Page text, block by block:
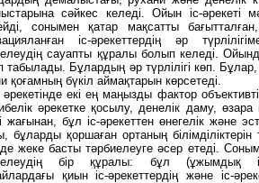
сәйкес келеді. Ойын іс-әрекеті
сонымен қатар мақсатты
іс-әрекеттердің әр
сауапты құралы болып келеді.
табылады. Бұлардың әр түрлілігі көп.
қоғамның бүкіл аймақтарын көрсетеді.
екі ең маңызды фактор
әрекетке қосылу, денелік даму, өзара
жағынан, бұл іс-әрекеттен өнегелік және
бұларды қоршаған ортаның
жеке басты тәрбиелеуге әсер етеді.
бір құралы: бұл (ұжымдық іс-
қиын іс-әрекеттердің және іс-